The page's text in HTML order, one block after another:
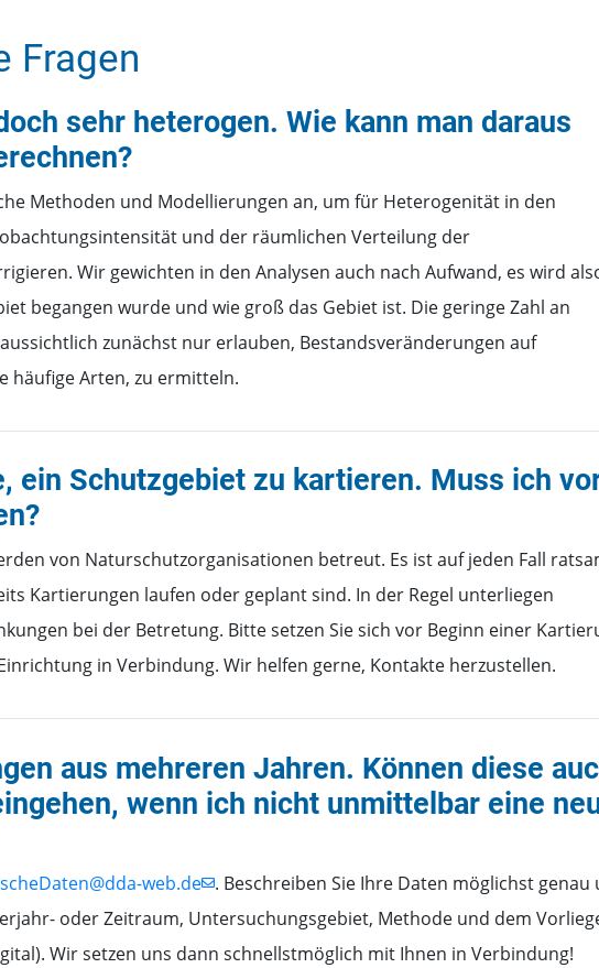
Fragen
sehr heterogen. Wie kann man daraus
Methoden und Modellierungen an, um für Heterogenität in den
und der räumlichen Verteilung der
Wir gewichten in den Analysen auch nach Aufwand, es wird
begangen wurde und wie groß das Gebiet ist. Die geringe Zahl an
zunächst nur erlauben, Bestandsveränderungen auf
häufige Arten, zu ermitteln.
ein Schutzgebiet zu kartieren. Muss ich
von Naturschutzorganisationen betreut. Es ist auf jeden Fall
Kartierungen laufen oder geplant sind. In der Regel unterliegen
bei der Betretung. Bitte setzen Sie sich vor Beginn einer
in Verbindung. Wir helfen gerne, Kontakte herzustellen.
aus mehreren Jahren. Können diese
wenn ich nicht unmittelbar eine
web.de . Beschreiben Sie Ihre Daten möglichst genau
oder Zeitraum, Untersuchungsgebiet, Methode und dem
Wir setzen uns dann schnellstmöglich mit Ihnen in Verbindung!